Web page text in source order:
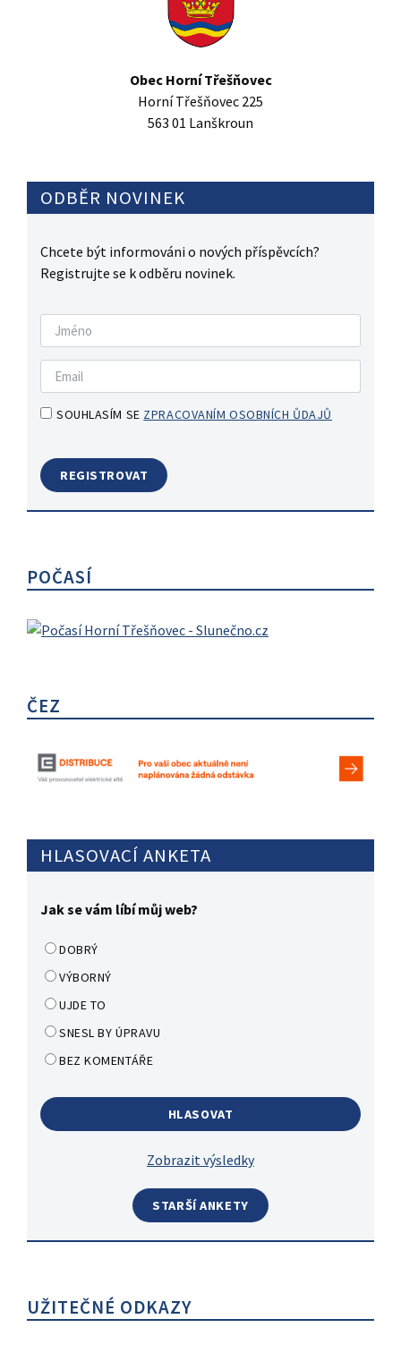
Obec Horní Třešňovec
Horní Třešňovec 225
563 01 Lanškroun
ODBĚR NOVINEK
Chcete být informováni o nových příspěvcích?
Registrujte se k odběru novinek.
SOUHLASÍM SE ZPRACOVANÍM OSOBNÍCH ŮDAJŮ
POČASÍ
ČEZ
HLASOVACÍ ANKETA
Jak se vám líbí můj web?
DOBRÝ
VÝBORNÝ
UJDE TO
SNESL BY ÚPRAVU
BEZ KOMENTÁŘE
Zobrazit výsledky
STARŠÍ ANKETY
UŽITEČNÉ ODKAZY